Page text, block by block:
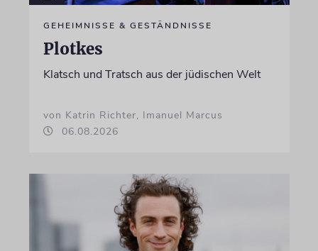
GEHEIMNISSE & GESTÄNDNISSE
Plotkes
Klatsch und Tratsch aus der jüdischen Welt
von Katrin Richter, Imanuel Marcus
06.08.2026